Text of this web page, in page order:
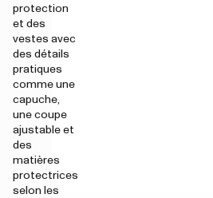
protection
et des
vestes avec
des détails
pratiques
comme une
capuche,
une coupe
ajustable et
des
matières
protectrices
selon les